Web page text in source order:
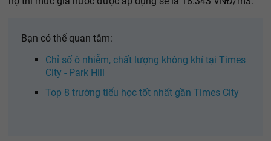
Bạn có thể quan tâm:
Chỉ số ô nhiễm, chất lượng không khí tại Times
City - Park Hill
Top 8 trường tiểu học tốt nhất gần Times City